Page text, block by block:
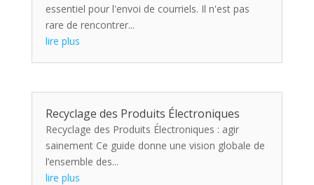
essentiel pour l'envoi de courriels. Il n'est pas
rare de rencontrer...
lire plus
Recyclage des Produits Électroniques
Recyclage des Produits Électroniques : agir
sainement Ce guide donne une vision globale de
l’ensemble des...
lire plus